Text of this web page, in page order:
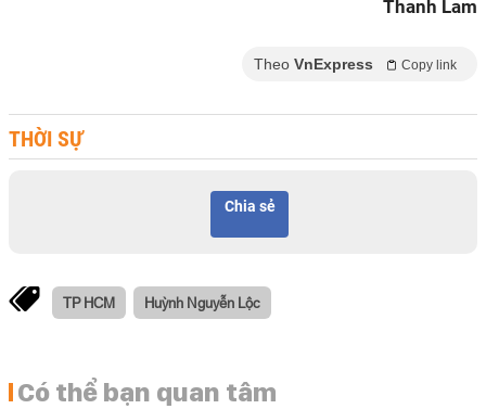
Thanh Lam
Theo VnExpress Copy link
THỜI SỰ
Chia sẻ
TP HCM Huỳnh Nguyễn Lộc
Có thể bạn quan tâm